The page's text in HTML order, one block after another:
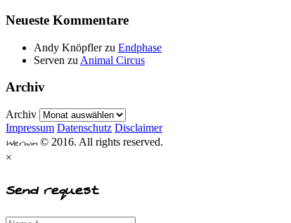
Neueste Kommentare
Andy Knöpflerzu Endphase
Serven zu Animal Circus
Archiv
Archiv
Impressum Datenschutz Disclaimer
Werwin© 2016. All rights reserved.
×
Send request